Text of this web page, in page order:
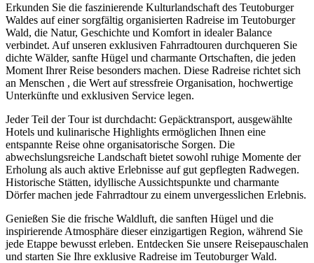
Erkunden Sie die faszinierende Kulturlandschaft des Teutoburger
Waldes auf einer sorgfältig organisierten Radreise im Teutoburger
Wald, die Natur, Geschichte und Komfort in idealer Balance
verbindet. Auf unseren exklusiven Fahrradtouren durchqueren Sie
dichte Wälder, sanfte Hügel und charmante Ortschaften, die jeden
Moment Ihrer Reise besonders machen. Diese Radreise richtet sich
an Menschen , die Wert auf stressfreie Organisation, hochwertige
Unterkünfte und exklusiven Service legen.
Jeder Teil der Tour ist durchdacht: Gepäcktransport, ausgewählte
Hotels und kulinarische Highlights ermöglichen Ihnen eine
entspannte Reise ohne organisatorische Sorgen. Die
abwechslungsreiche Landschaft bietet sowohl ruhige Momente der
Erholung als auch aktive Erlebnisse auf gut gepflegten Radwegen.
Historische Stätten, idyllische Aussichtspunkte und charmante
Dörfer machen jede Fahrradtour zu einem unvergesslichen Erlebnis.
Genießen Sie die frische Waldluft, die sanften Hügel und die
inspirierende Atmosphäre dieser einzigartigen Region, während Sie
jede Etappe bewusst erleben. Entdecken Sie unsere Reisepauschalen
und starten Sie Ihre exklusive Radreise im Teutoburger Wald.